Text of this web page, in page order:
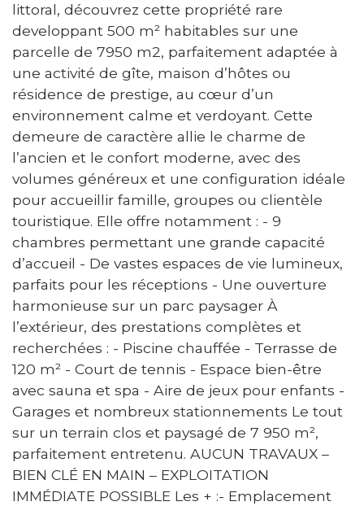
littoral, découvrez cette propriété rare
developpant 500 m² habitables sur une
parcelle de 7950 m2, parfaitement adaptée à
une activité de gîte, maison d’hôtes ou
résidence de prestige, au cœur d’un
environnement calme et verdoyant. Cette
demeure de caractère allie le charme de
l’ancien et le confort moderne, avec des
volumes généreux et une configuration idéale
pour accueillir famille, groupes ou clientèle
touristique. Elle offre notamment : - 9
chambres permettant une grande capacité
d’accueil - De vastes espaces de vie lumineux,
parfaits pour les réceptions - Une ouverture
harmonieuse sur un parc paysager À
l’extérieur, des prestations complètes et
recherchées : - Piscine chauffée - Terrasse de
120 m² - Court de tennis - Espace bien-être
avec sauna et spa - Aire de jeux pour enfants -
Garages et nombreux stationnements Le tout
sur un terrain clos et paysagé de 7 950 m²,
parfaitement entretenu. AUCUN TRAVAUX –
BIEN CLÉ EN MAIN – EXPLOITATION
IMMÉDIATE POSSIBLE Les + :- Emplacement